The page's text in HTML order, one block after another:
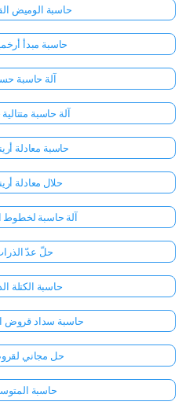
حاسبة الوميض
حاسبة مبدأ
آلة حاسبة
آلة حاسبة
حاسبة معادلة
حلال معادلة
آلة حاسبة لخطوط
حلّ عدّ
حاسبة الكتلة
حاسبة سداد قروض
حل مجاني
حاسبة